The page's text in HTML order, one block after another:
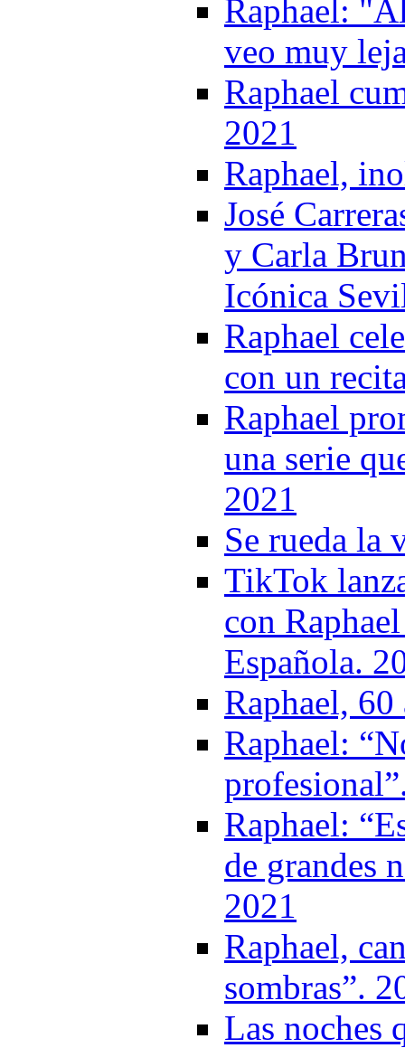
Raphael:
veo muy
Raphael
2021
Raphael,
José
y Carla
Icónica
Raphael
con un
Raphael
una serie
2021
Se rueda la
TikTok
con
Española.
Raphael, 60
Raphael:
Raphael:
de grandes
2021
Raphael,
sombras”.
Las noches